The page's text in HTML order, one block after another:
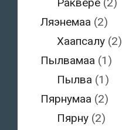
Раквере (2)
Ляэнемаа (2)
Хаапсалу (2)
Пылвамаа (1)
Пылва (1)
Пярнумаа (2)
Пярну (2)